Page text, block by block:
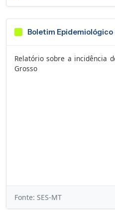
Boletim Epidemiológico
Relatório sobre a incidência
Grosso
Fonte: SES-MT